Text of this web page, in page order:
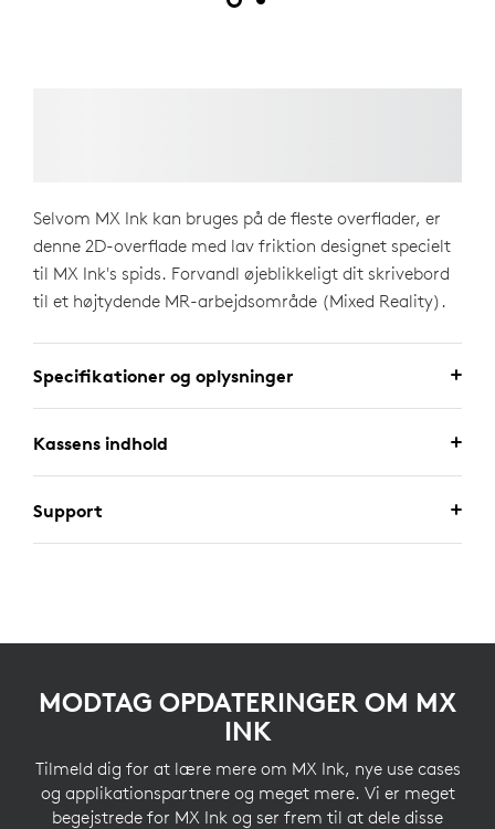
Selvom MX Ink kan bruges på de fleste overflader, er
denne 2D-overflade med lav friktion designet specielt
til MX Ink's spids. Forvandl øjeblikkeligt dit skrivebord
til et højtydende MR-arbejdsområde (Mixed Reality).
Specifikationer og oplysninger
Kassens indhold
Support
MODTAG OPDATERINGER OM MX
INK
Tilmeld dig for at lære mere om MX Ink, nye use cases
og applikationspartnere og meget mere. Vi er meget
begejstrede for MX Ink og ser frem til at dele disse